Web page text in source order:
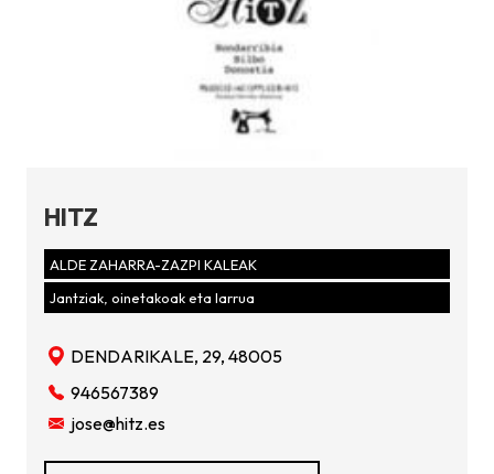
HITZ
ALDE ZAHARRA-ZAZPI KALEAK
Jantziak, oinetakoak eta larrua
DENDARIKALE, 29, 48005
946567389
jose@hitz.es